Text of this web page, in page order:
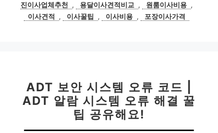
그
진이사업체추천 , 용달이사견적비교 , 원룸이사비용 ,
이사견적
, 이사꿀팁 , 이사비용 , 포장이사가격
ADT 보안 시스템 오류 코드 |
ADT 알람 시스템 오류 해결 꿀
팁 공유해요!